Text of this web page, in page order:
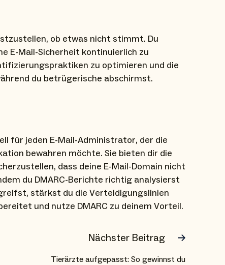
ob etwas nicht stimmt. Du
E-Mail-Sicherheit kontinuierlich zu
zu optimieren und die
du betrügerische abschirmst.
für jeden E-Mail-Administrator, der die
bewahren möchte. Sie bieten dir die
dass deine E-Mail-Domain nicht
du DMARC-Berichte richtig analysierst
stärkst du die Verteidigungslinien
und nutze DMARC zu deinem Vorteil.
Nächster Beitrag
Tierärzte aufgepasst: So gewinnst du